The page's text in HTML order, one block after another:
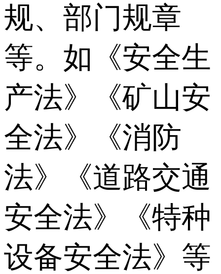
规、部门规章
等。如《安全生
产法》《矿山安
全法》《消防
法》《道路交通
安全法》《特种
设备安全法》等